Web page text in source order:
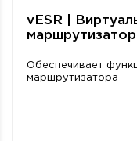
vESR |
маршрутизатор
Обеспечивает
маршрутизатора